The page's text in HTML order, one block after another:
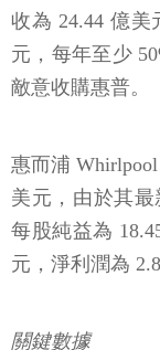
收為 24.44 億
元，每年至少
敵意收購惠普。
惠而浦
美元，由於其最
每股純益為
元，淨利潤為
關鍵數據